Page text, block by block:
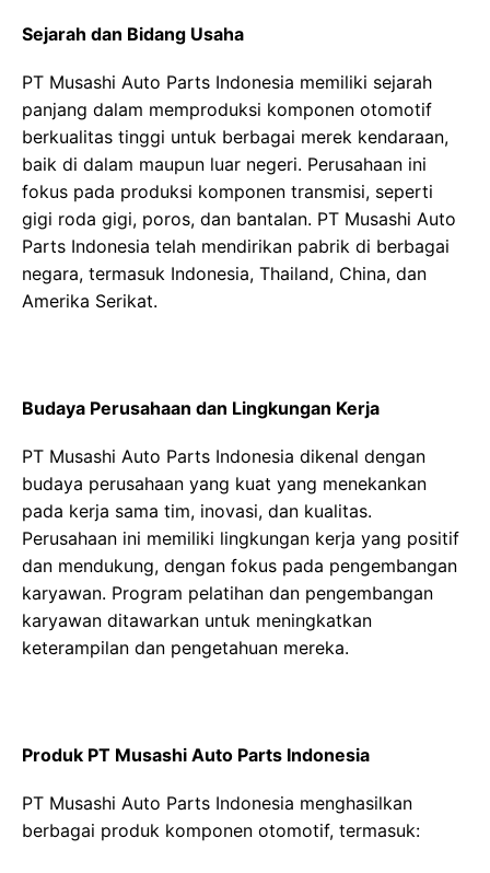
Sejarah dan Bidang Usaha
PT Musashi Auto Parts Indonesia memiliki sejarah
panjang dalam memproduksi komponen otomotif
berkualitas tinggi untuk berbagai merek kendaraan,
baik di dalam maupun luar negeri. Perusahaan ini
fokus pada produksi komponen transmisi, seperti
gigi roda gigi, poros, dan bantalan. PT Musashi Auto
Parts Indonesia telah mendirikan pabrik di berbagai
negara, termasuk Indonesia, Thailand, China, dan
Amerika Serikat.
Budaya Perusahaan dan Lingkungan Kerja
PT Musashi Auto Parts Indonesia dikenal dengan
budaya perusahaan yang kuat yang menekankan
pada kerja sama tim, inovasi, dan kualitas.
Perusahaan ini memiliki lingkungan kerja yang positif
dan mendukung, dengan fokus pada pengembangan
karyawan. Program pelatihan dan pengembangan
karyawan ditawarkan untuk meningkatkan
keterampilan dan pengetahuan mereka.
Produk PT Musashi Auto Parts Indonesia
PT Musashi Auto Parts Indonesia menghasilkan
berbagai produk komponen otomotif, termasuk: